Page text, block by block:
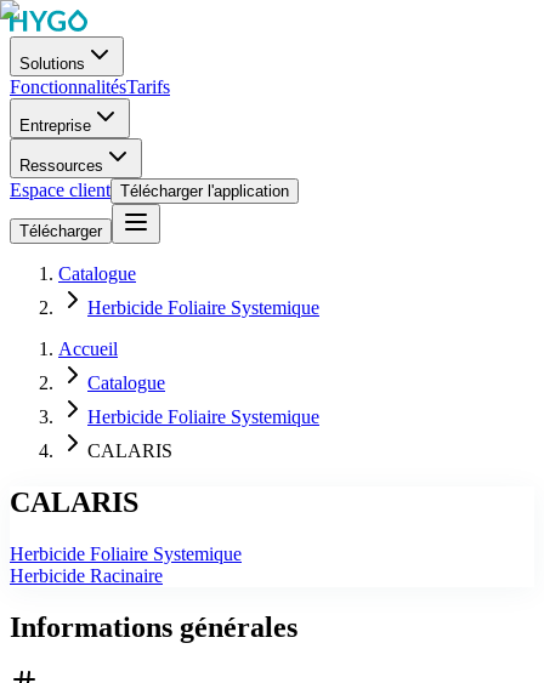
Solutions
FonctionnalitésTarifs
Entreprise
Ressources
Espace client Télécharger l'application
Télécharger
Catalogue
Herbicide Foliaire Systemique
Accueil
Catalogue
Herbicide Foliaire Systemique
CALARIS
CALARIS
Herbicide Foliaire Systemique
Herbicide Racinaire
Informations générales